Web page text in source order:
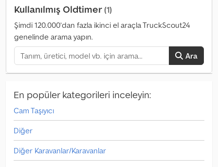
Kullanılmış Oldtimer(1)
Şimdi 120.000’dan fazla ikinci el araçla TruckScout24
genelinde arama yapın.
Ara
En popüler kategorileri inceleyin:
Cam Taşıyıcı
Diğer
Diğer Karavanlar/Karavanlar